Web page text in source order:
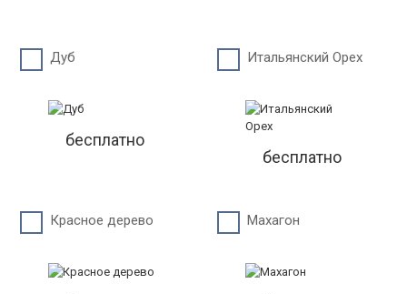
Дуб
бесплатно
Итальянский Орех
бесплатно
Красное дерево Махагон